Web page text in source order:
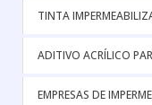
TINTA
ADITIVO ACRÍLICO
EMPRESAS DE